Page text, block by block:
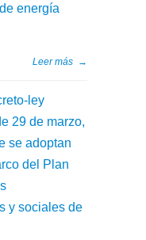
energía
Leer más →
ley
29 de marzo,
se adoptan
del Plan
y sociales de